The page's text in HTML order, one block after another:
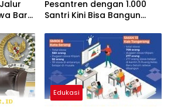
Baru
Pesantren dengan 1.000
Santri Kini Bisa Bangun
Edukasi